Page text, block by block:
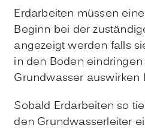
Erdarbeiten müssen
Beginn bei der
angezeigt werden falls
in den Boden
Grundwasser auswirken
Sobald Erdarbeiten so
den Grundwasserleiter